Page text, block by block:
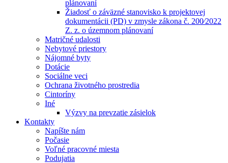
plánovaní
Žiadosť o záväzné stanovisko k projektovej
dokumentácii (PD) v zmysle zákona č. 200⁄2022
Z. z. o územnom plánovaní
Matričné udalosti
Nebytové priestory
Nájomné byty
Dotácie
Sociálne veci
Ochrana životného prostredia
Cintoríny
Iné
Výzvy na prevzatie zásielok
Kontakty
Napíšte nám
Počasie
Voľné pracovné miesta
Podujatia